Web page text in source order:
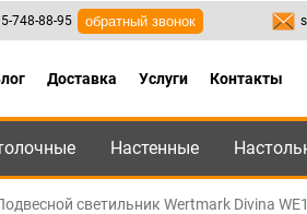
495-748-88-95 ,8-800-550-95-45
748-88-95 обратный звонок
Доставка Услуги Контакты
Настенные
светильник Wertmark Divina